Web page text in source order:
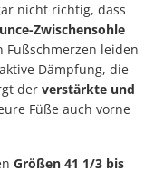
nicht richtig, dass
Zwischensohle
leiden
Dämpfung, die
der verstärkte und
Füße auch vorne
Größen 41 1/3 bis